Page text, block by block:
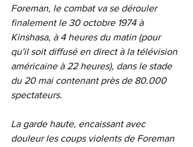
Foreman, le combat va se dérouler
finalement le 30 octobre 1974 à
Kinshasa, à 4 heures du matin (pour
qu'il soit diffusé en direct à la télévision
américaine à 22 heures), dans le stade
du 20 mai contenant près de 80.000
spectateurs.
La garde haute, encaissant avec
douleur les coups violents de Foreman